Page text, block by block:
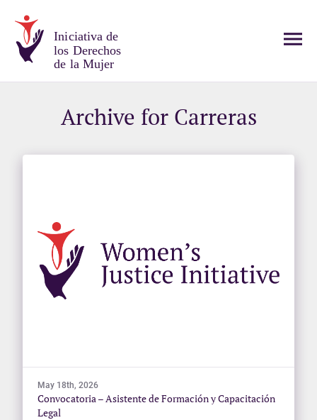
Iniciativa de
los Derechos
de la Mujer
Archive for Carreras
May 18th, 2026
Convocatoria – Asistente de Formación y Capacitación
Legal